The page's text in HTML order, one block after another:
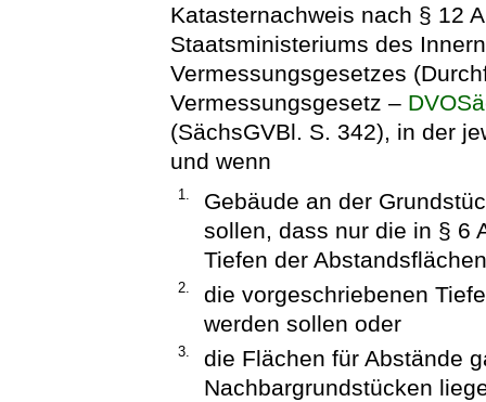
Katasternachweis nach § 12
Staatsministeriums des
Vermessungsgesetzes
Vermessungsgesetz –
(SächsGVBl. S. 342), in der
und wenn
1.
Gebäude an der
sollen, dass nur die in § 6
Tiefen der
2.
die vorgeschriebenen
werden sollen oder
3.
die Flächen für Abstände
Nachbargrundstücken